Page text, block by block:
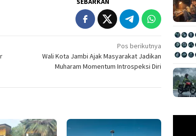
Pos berikutnya
Wali Kota Jambi Ajak Masyarakat Jadikan
Muharam Momentum Introspeksi Diri